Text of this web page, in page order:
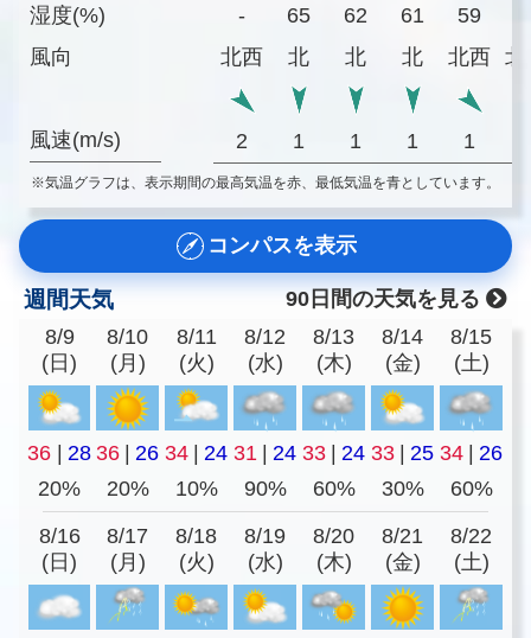
湿度(%)
風向
風速(m/s)
-
65 62 61 59
北西
北 北 北 北西 北
2 1 1 1 1
※気温グラフは、表示期間の最高気温を赤、最低気温を青としています。
コンパスを表示
週間天気
90日間の天気を見る
8/9
(日)
8/10
(月)
8/11
(火)
8/12
(水)
8/13
(木)
8/14
(金)
8/15
(土)
36 | 28 36 | 26 34 | 24 31 | 24 33 | 24 33 | 25 34 | 26
20%
20% 10% 90% 60% 30% 60%
8/16
(日)
8/17
(月)
8/18
(火)
8/19
(水)
8/20
(木)
8/21
(金)
8/22
(土)